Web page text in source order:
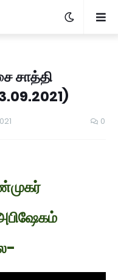
சாத்தி
0